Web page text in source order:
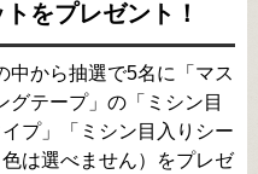
をプレゼント！
中から抽選で5名に「マス
テープ」の「ミシン目
プ」「ミシン目入りシー
は選べません）をプレゼ